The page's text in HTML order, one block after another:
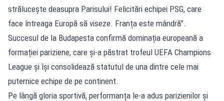
strălucește deasupra Parisului! Felicitări echipei PSG, care
face întreaga Europă să viseze. Franța este mândră”.
Succesul de la Budapesta confirmă dominația europeană a
formației pariziene, care și-a păstrat trofeul UEFA Champions
League și își consolidează statutul de una dintre cele mai
puternice echipe de pe continent.
Pe lângă gloria sportivă, performanța le-a adus parizienilor și